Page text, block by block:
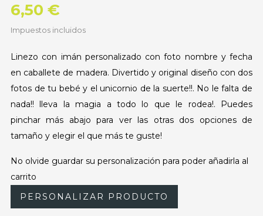
6,50 €
Impuestos incluidos
Linezo con imán personalizado con foto nombre y fecha
en caballete de madera. Divertido y original diseño con dos
fotos de tu bebé y el unicornio de la suerte!!. No le falta de
nada!! lleva la magia a todo lo que le rodea!. Puedes
pinchar más abajo para ver las otras dos opciones de
tamaño y elegir el que más te guste!
No olvide guardar su personalización para poder añadirla al
carrito
PERSONALIZAR PRODUCTO